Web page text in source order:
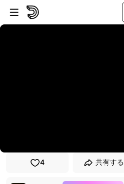
プレイヤーにスキップ
メインコンテンツにスキップ
4 共有する